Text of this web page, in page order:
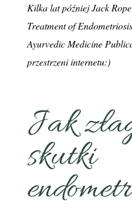
Kilka lat później Jack
Treatment of
Ayurvedic Medicine
przestrzeni internetu:)
Jak
skutki